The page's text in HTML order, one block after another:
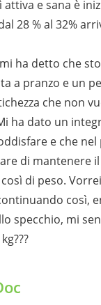
e sana è
28 % al 32%
ha detto che
a pranzo e un
che non
ha dato un
e che
di mantenere
di peso.
così,
specchio, mi